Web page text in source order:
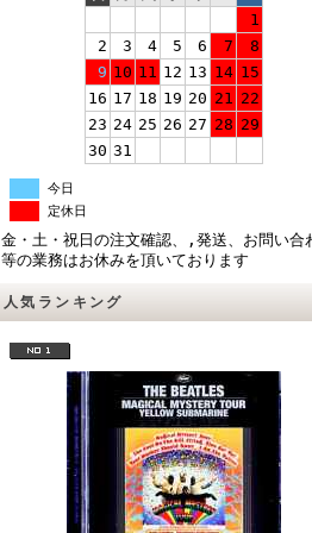
1
2
3 4 5 6 7
8
9 10 11 12 13 14 15
16 17 18 19 20 21 22
23 24 25 26 27 28 29
30 31
今日
定休日
金・土・祝日の注文確認、,発送、お問い合
等の業務はお休みを頂いております
人気ランキング